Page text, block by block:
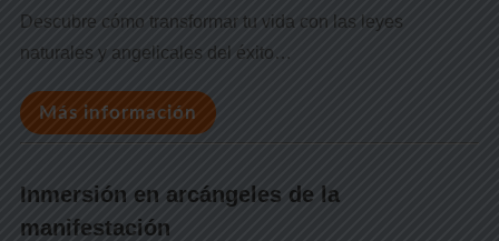
Descubre cómo transformar tu vida con las leyes
naturales y angelicales del éxito…
Más información
Inmersión en arcángeles de la
manifestación